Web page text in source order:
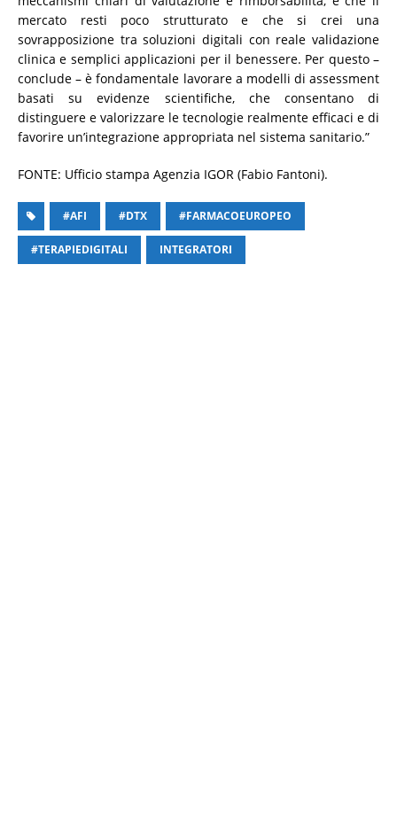
mercato resti poco strutturato e che si crei una
sovrapposizione tra soluzioni digitali con reale validazione
clinica e semplici applicazioni per il benessere. Per questo –
conclude – è fondamentale lavorare a modelli di assessment
basati su evidenze scientifiche, che consentano di
distinguere e valorizzare le tecnologie realmente efficaci e di
favorire un’integrazione appropriata nel sistema sanitario.”
FONTE: Ufficio stampa Agenzia IGOR (Fabio Fantoni).
#AFI #DTX #FARMACOEUROPEO
#TERAPIEDIGITALI INTEGRATORI